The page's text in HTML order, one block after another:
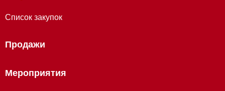
Список закупок
Продажи
Мероприятия